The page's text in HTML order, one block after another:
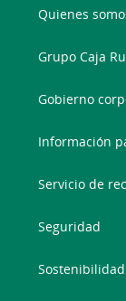
Quienes
Grupo Caja
Gobierno
Información
Servicio de
Seguridad
Sostenibilidad